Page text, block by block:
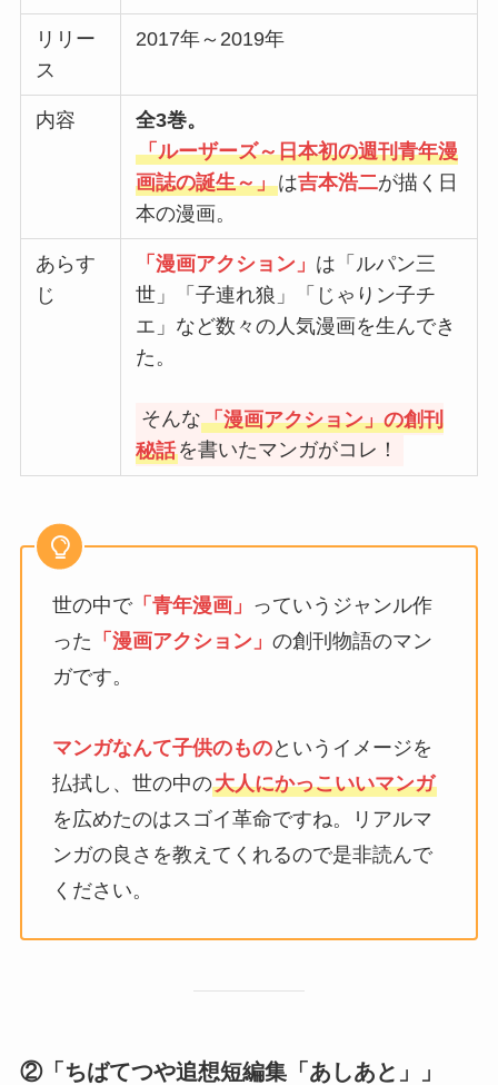
リリー
ス
2017年～2019年
内容
全3巻。
「ルーザーズ～日本初の週刊青年漫
画誌の誕生～」は吉本浩二が描く日
本の漫画。
あらす
じ
「漫画アクション」 は「ルパン三
世」「子連れ狼」「じゃりン子チ
エ」など数々の人気漫画を生んでき
た。
そんな「漫画アクション」の創刊
秘話を書いたマンガがコレ！
世の中で「青年漫画」 っていうジャンル作
った 「漫画アクション」 の創刊物語のマン
ガです。
マンガなんて子供のものというイメージを
払拭し、世の中の大人にかっこいいマンガ
を広めたのはスゴイ革命ですね。リアルマ
ンガの良さを教えてくれるので是非読んで
ください。
②「ちばてつや追想短編集「あしあと」」